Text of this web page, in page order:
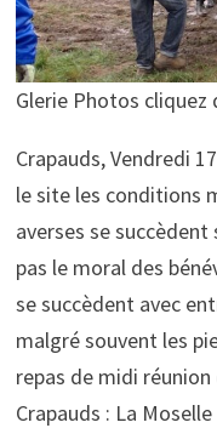
Glerie Photos
Crapauds, Vendredi
le site les conditions
averses se
pas le moral des
se succèdent avec
malgré souvent les
repas de midi
Crapauds : La